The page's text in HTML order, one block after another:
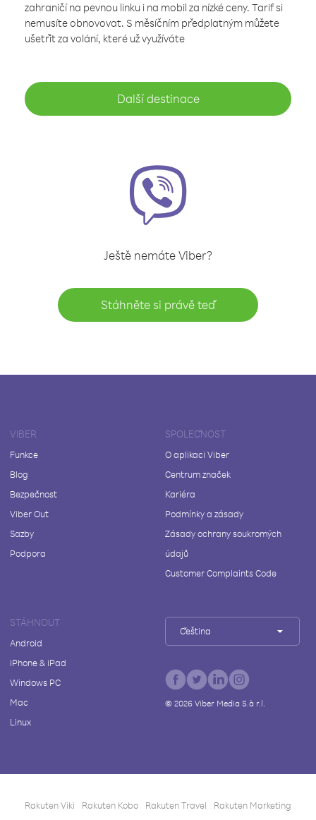
zahraničí na pevnou linku i na mobil za nízké ceny. Tarif si
nemusíte obnovovat. S měsíčním předplatným můžete
ušetřit za volání, které už využíváte
Další destinace
Ještě nemáte Viber?
Stáhněte si právě teď
VIBER
Funkce
Blog
Bezpečnost
Viber Out
Sazby
Podpora
SPOLEČNOST
O aplikaci Viber
Centrum značek
Kariéra
Podmínky a zásady
Zásady ochrany soukromých
údajů
Customer Complaints Code
STÁHNOUT
Android
iPhone & iPad
Windows PC
Mac
Linux
Čeština
© 2026Viber Media S.à r.l.
Rakuten Viki Rakuten Kobo Rakuten Travel Rakuten Marketing